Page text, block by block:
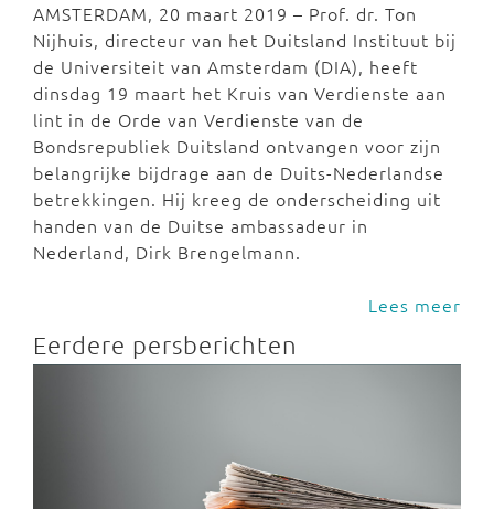
AMSTERDAM, 20 maart 2019 – Prof. dr. Ton
Nijhuis, directeur van het Duitsland Instituut bij
de Universiteit van Amsterdam (DIA), heeft
dinsdag 19 maart het Kruis van Verdienste aan
lint in de Orde van Verdienste van de
Bondsrepubliek Duitsland ontvangen voor zijn
belangrijke bijdrage aan de Duits-Nederlandse
betrekkingen. Hij kreeg de onderscheiding uit
handen van de Duitse ambassadeur in
Nederland, Dirk Brengelmann.
Lees meer
Eerdere persberichten